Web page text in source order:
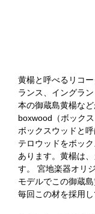
黄楊と呼べるリコ
ランス、イングラ
本の御蔵島黄楊な
boxwood（ボック
ボックスウッドと
テロウッドをボッ
あります。黄楊は
す。 宮地楽器オリ
モデルでこの御蔵
毎回この材を採用し